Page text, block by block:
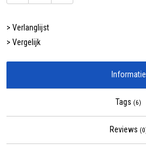
> Verlanglijst
> Vergelijk
Informatie
Tags (6)
Reviews